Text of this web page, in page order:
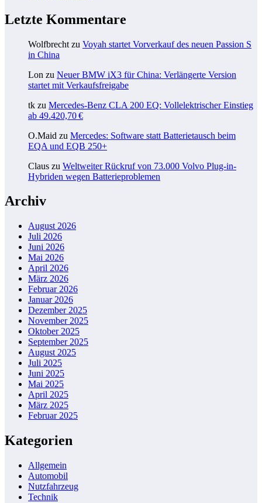
Letzte Kommentare
Wolfbrecht zu Voyah startet Vorverkauf des neuen Passion S
in China
Lon zu Neuer BMW iX3 für China: Verlängerte Version
startet mit Verkaufsfreigabe
tk zu Mercedes-Benz CLA 200 EQ: Vollelektrischer Einstieg
ab 49.420,70 €
O.Maid zu Mercedes: Software statt Batterietausch beim
EQA und EQB 250+
Claus zu Weltweiter Rückruf von 73.000 Volvo Plug-in-
Hybriden wegen Batterieproblemen
Archiv
August 2026
Juli 2026
Juni 2026
Mai 2026
April 2026
März 2026
Februar 2026
Januar 2026
Dezember 2025
November 2025
Oktober 2025
September 2025
August 2025
Juli 2025
Juni 2025
Mai 2025
April 2025
März 2025
Februar 2025
Kategorien
Allgemein
Automobil
Nutzfahrzeug
Technik